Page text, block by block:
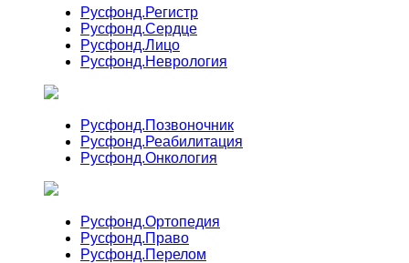
Русфонд.Регистр
Русфонд.Сердце
Русфонд.Лицо
Русфонд.Неврология
Русфонд.Позвоночник
Русфонд.Реабилитация
Русфонд.Онкология
Русфонд.Ортопедия
Русфонд.Право
Русфонд.Перелом